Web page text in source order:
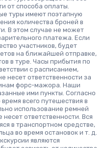
от способа оплаты.
туры имеют поэтапную
количества броней в
В этом случае не может
платежа. Если
участников, будет
на ближайшей отправке,
в туре. Часы прибытия по
с расписанием,
несет ответственности за
форс-мажора. Наши
ими пункты. Согласно
всего путешествия в
использование ремней
несет ответственности. Вся
в транспортном средстве,
во время остановок и т. д.
являются